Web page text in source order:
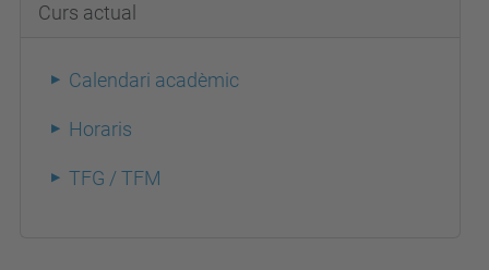
Curs actual
Calendari acadèmic
Horaris
TFG / TFM